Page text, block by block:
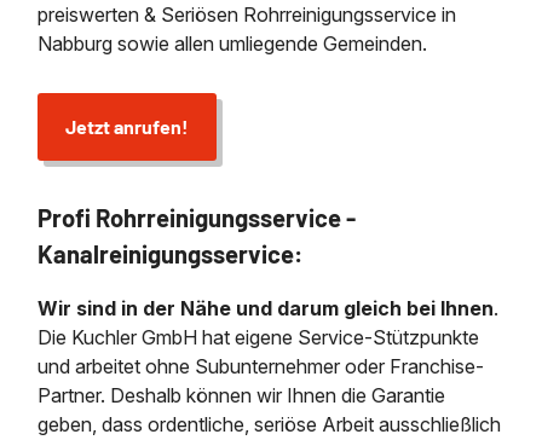
preiswerten & Seriösen Rohrreinigungsservice in
Nabburg sowie allen umliegende Gemeinden.
Jetzt anrufen!
Profi Rohrreinigungsservice -
Kanalreinigungsservice:
Wir sind in der Nähe und darum gleich bei Ihnen.
Die Kuchler GmbH hat eigene Service-Stützpunkte
und arbeitet ohne Subunternehmer oder Franchise-
Partner. Deshalb können wir Ihnen die Garantie
geben, dass ordentliche, seriöse Arbeit ausschließlich